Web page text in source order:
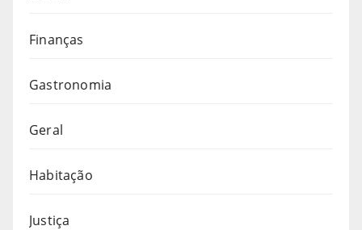
Finanças
Gastronomia
Geral
Habitação
Justiça